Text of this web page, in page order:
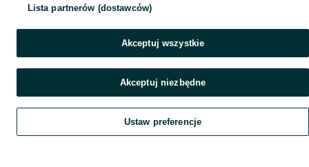
Szukaj Obserwujesz Dodaj Czat Konto
Lista partnerów (dostawców)
Akceptuj wszystkie
Akceptuj niezbędne
Ustaw preferencje